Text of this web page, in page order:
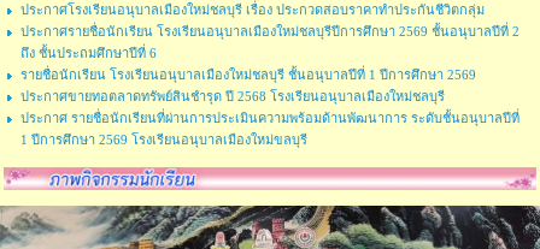
ประกาศโรงเรียนอนุบาลเมืองใหม่ชลบุรี เรื่อง ประกวดสอบราคาทำประกันชีวิตกลุ่ม
ประกาศรายชื่อนักเรียน โรงเรียนอนุบาลเมืองใหม่ชลบุรีปีการศึกษา 2569 ชั้นอนุบาลปีที่ 2
ถึง ชั้นประถมศึกษาปีที่ 6
รายชื่อนักเรียน โรงเรียนอนุบาลเมืองใหม่ชลบุรี ชั้นอนุบาลปีที่ 1 ปีการศึกษา 2569
ประกาศขายทอตลาดทรัพย์สินชำรุด ปี 2568 โรงเรียนอนุบาลเมืองใหม่ชลบุรี
ประกาศ รายชื่อนักเรียนที่ผ่านการประเมินความพร้อมด้านพัฒนาการ ระดับชั้นอนุบาลปีที่
1 ปีการศึกษา 2569 โรงเรียนอนุบาลเมืองใหม่ขลบุรี